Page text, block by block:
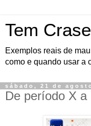
Tem
Exemplos reais de
como e quando usar a
sábado, 21 de
De período X a